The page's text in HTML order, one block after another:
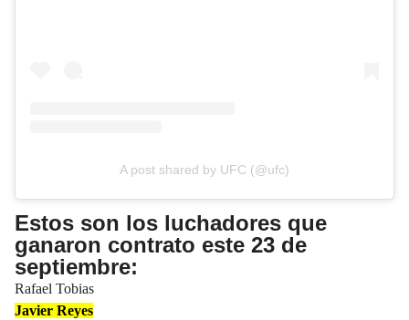
A post shared by UFC (@ufc)
Estos son los luchadores que
ganaron contrato este 23 de
septiembre:
Rafael Tobias
Javier Reyes